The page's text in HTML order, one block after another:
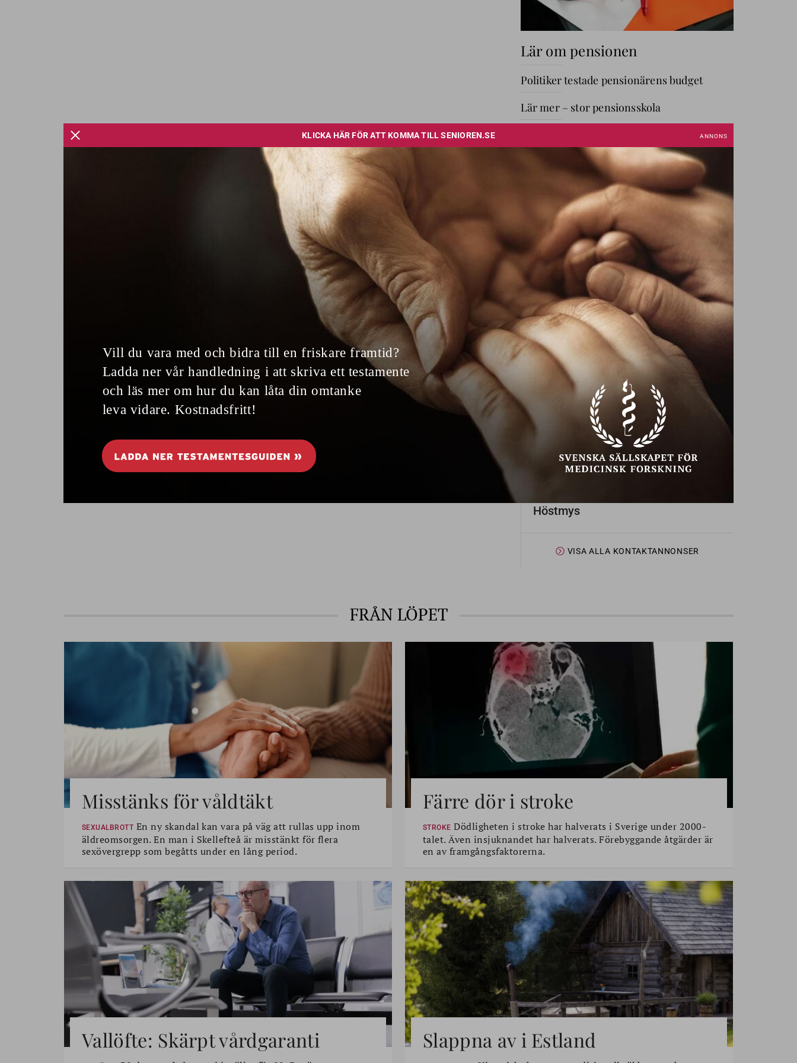
Lär om pensionen
Politiker testade pensionärens budget
Lär mer – stor pensionsskola
ANNIKA OM PENGAR
Annika
Creutzer
Ekonomiska problem?
Ta hjälp!
Texter av Annika Creutzer,
NU SÖKES29NYA VÄNNER
PÅ SENIOREN
SENAST INLAGDA
Någon trevlig kvinna som vill ses!
Söker kvinna med stil
Höstmys
VISA ALLA KONTAKTANNONSER
FRÅN LÖPET
Misstänks för våldtäkt
SEXUALBROTT En ny skandal kan vara på väg att rullas upp inom
äldreomsorgen. En man i Skellefteå är misstänkt för flera
sexövergrepp som begåtts under en lång period.
Färre dör i stroke
STROKE Dödligheten i stroke har halverats i Sverige under 2000-
talet. Även insjuknandet har halverats. Förebyggande åtgärder är
en av framgångsfaktorerna.
Vallöfte: Skärpt vårdgaranti Slappna av i Estland